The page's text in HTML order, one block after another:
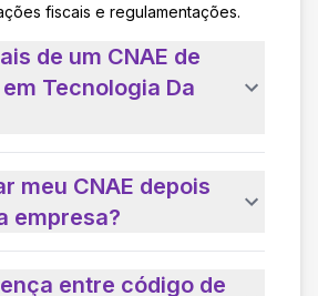
fiscais e regulamentações.
de um CNAE de
Tecnologia Da
meu CNAE depois
empresa?
entre código de